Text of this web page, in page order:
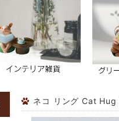
ネコ リング Cat Hug